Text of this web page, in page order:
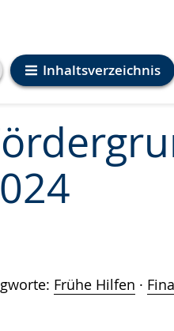
Inhaltsverzeichnis
Frühe Hilfen ·